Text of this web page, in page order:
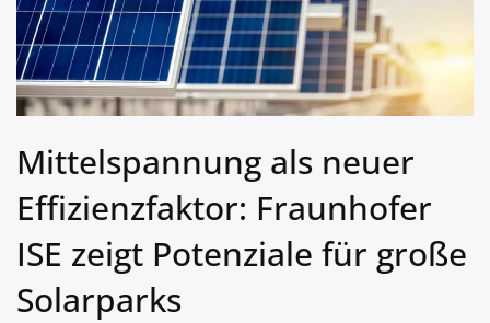
Mittelspannung als neuer
Effizienzfaktor: Fraunhofer
ISE zeigt Potenziale für große
Solarparks